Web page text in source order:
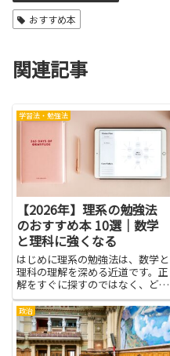
おすすめ本
関連記事
学習法・勉強法
【2026年】理系の勉強法
のおすすめ本 10選｜数学
と理科に強くなる
はじめに理系の勉強法は、数学と
理科の理解を深める近道です。正
解をすぐに探すのではなく、どう
してそうなるのかを考える習慣が
力になります。身につくのは計算
の速さだけでなく、手元の問題を
自分の言葉で整理する力や、図や
表を使って考えを伝える力で
政治